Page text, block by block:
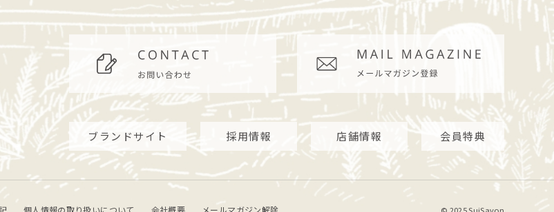
ブランドサイト 採用情報 店舗情報 会員特典
個人情報の取り扱いについて 会社概要 メールマガジン解除 © 2025 SuiSavon